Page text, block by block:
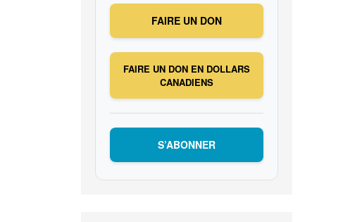
FAIRE UN DON
FAIRE UN DON EN DOLLARS
CANADIENS
S’ABONNER